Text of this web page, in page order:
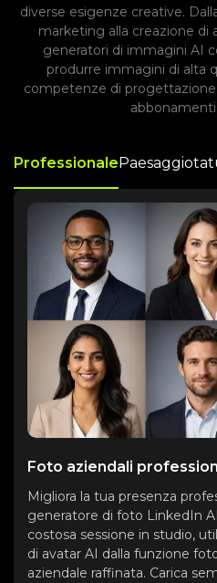
diverse esigenze creative.
marketing alla creazione di
generatori di immagini AI
produrre immagini di alta
competenze di
ProfessionalePaesaggio
Foto aziendali
Migliora la tua presenza
generatore di foto LinkedIn
costosa sessione in studio,
di avatar AI dalla funzione
aziendale raffinata. Carica